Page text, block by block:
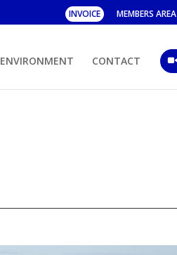
INVOICE MEMBERS AREA
ENVIRONMENT CONTACT